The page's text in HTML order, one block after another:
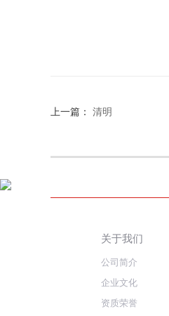
上一篇： 清明
关于我们
公司简介
企业文化
资质荣誉